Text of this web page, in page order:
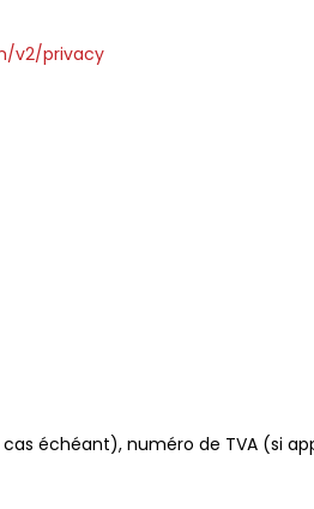
v2/privacy
échéant), numéro de TVA (si